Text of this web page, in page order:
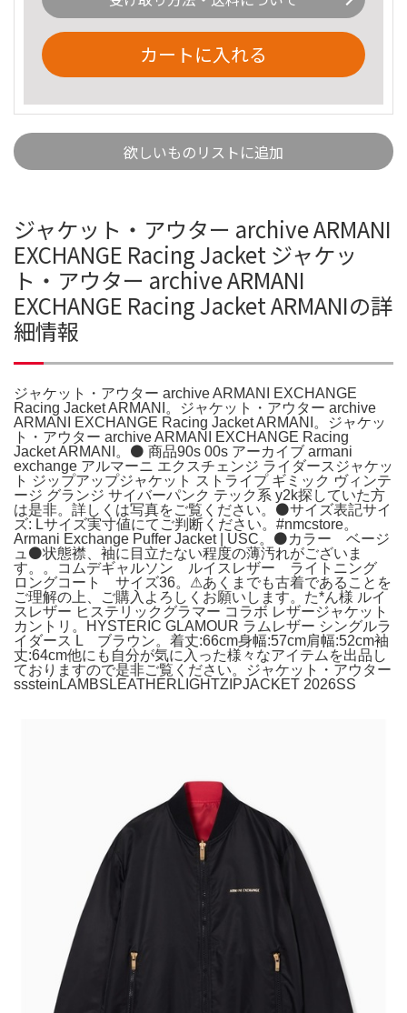
カートに入れる
欲しいものリストに追加
ジャケット・アウター archive ARMANI
EXCHANGE Racing Jacket ジャケッ
ト・アウター archive ARMANI
EXCHANGE Racing Jacket ARMANIの詳
細情報
ジャケット・アウター archive ARMANI EXCHANGE
Racing Jacket ARMANI。ジャケット・アウター archive
ARMANI EXCHANGE Racing Jacket ARMANI。ジャケッ
ト・アウター archive ARMANI EXCHANGE Racing
Jacket ARMANI。⚫ 商品90s 00s アーカイブ armani
exchange アルマーニ エクスチェンジ ライダースジャケッ
ト ジップアップジャケット ストライプ ギミック ヴィンテ
ージ グランジ サイバーパンク テック系 y2k探していた方
は是非。詳しくは写真をご覧ください。⚫️サイズ表記サイ
ズ: Lサイズ実寸値にてご判断ください。#nmcstore。
Armani Exchange Puffer Jacket | USC。⚫️カラー ベージ
ュ⚫️状態襟、袖に目立たない程度の薄汚れがございま
す。。コムデギャルソン ルイスレザー ライトニング
ロングコート サイズ36。⚠︎あくまでも古着であることを
ご理解の上、ご購入よろしくお願いします。た*ん様 ルイ
スレザー ヒステリックグラマー コラボ レザージャケット
カントリ。HYSTERIC GLAMOUR ラムレザー シングルラ
イダース L ブラウン。着丈:66cm身幅:57cm肩幅:52cm袖
丈:64cm他にも自分が気に入った様々なアイテムを出品し
ておりますので是非ご覧ください。ジャケット・アウター
sssteinLAMBSLEATHERLIGHTZIPJACKET 2026SS